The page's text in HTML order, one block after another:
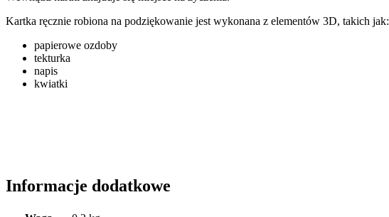
Kartka ręcznie robiona na podziękowanie jest wykonana z elementów 3D, takich jak:
papierowe ozdoby
tekturka
napis
kwiatki
Informacje dodatkowe